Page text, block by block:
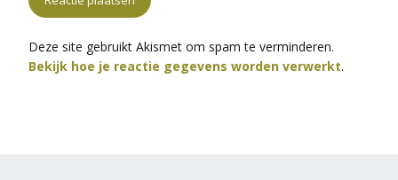
Deze site gebruikt Akismet om spam te verminderen.
Bekijk hoe je reactie gegevens worden verwerkt.